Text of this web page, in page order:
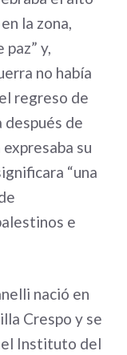
la zona,
y,
no había
regreso de
después de
su
“una
e
nació en
Crespo y se
Instituto del